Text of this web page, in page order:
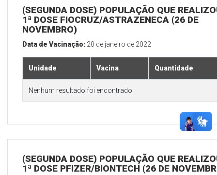
(SEGUNDA DOSE) POPULAÇÃO QUE
1ª DOSE FIOCRUZ/ASTRAZENECA (26 DE
NOVEMBRO)
Data de Vacinação: 20 de janeiro de 2022
Unidade Vacina Quantidade
Nenhum resultado foi encontrado.
(SEGUNDA DOSE) POPULAÇÃO QUE
1ª DOSE PFIZER/BIONTECH (26 DE